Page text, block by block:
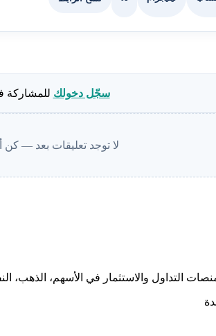
سجّل دخولك للمشاركة
لا توجد تعليقات بعد —
التداول والاستثمار في الأسهم، الذهب،